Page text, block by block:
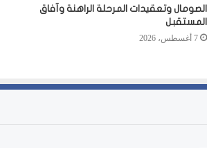
الصومال وتعقيدات المرحلة الراهنة وآفاق
المستقبل
7 أغسطس، 2026